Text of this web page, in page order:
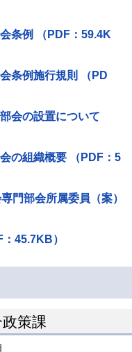
条例 （PDF：59.4K
条例施行規則 （PD
会の設置について
の組織概要 （PDF：5
門部会所属委員（案）
45.7KB）
策課